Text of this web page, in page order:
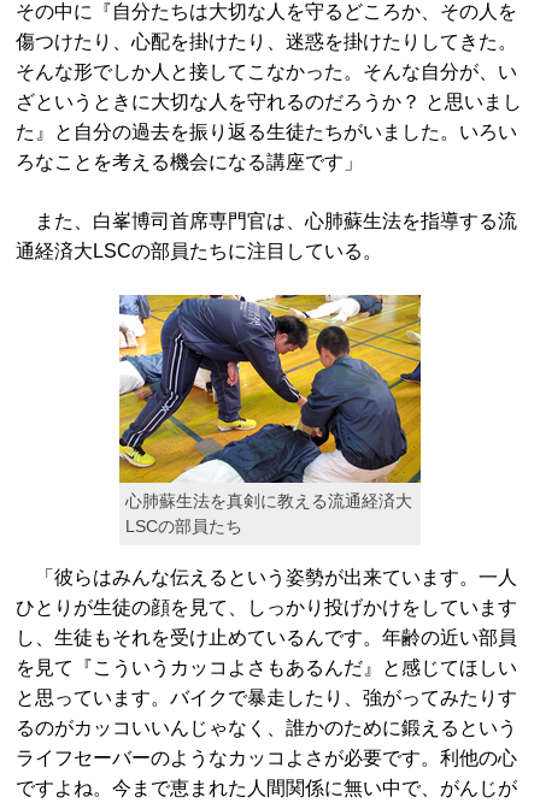
その中に『自分たちは大切な人を守るどころか、その人を
傷つけたり、心配を掛けたり、迷惑を掛けたりしてきた。
そんな形でしか人と接してこなかった。そんな自分が、い
ざというときに大切な人を守れるのだろうか？ と思いまし
た』と自分の過去を振り返る生徒たちがいました。いろい
ろなことを考える機会になる講座です」
また、白峯博司首席専門官は、心肺蘇生法を指導する流
通経済大LSCの部員たちに注目している。
心肺蘇生法を真剣に教える流通経済大
LSCの部員たち
「彼らはみんな伝えるという姿勢が出来ています。一人
ひとりが生徒の顔を見て、しっかり投げかけをしています
し、生徒もそれを受け止めているんです。年齢の近い部員
を見て『こういうカッコよさもあるんだ』と感じてほしい
と思っています。バイクで暴走したり、強がってみたりす
るのがカッコいいんじゃなく、誰かのために鍛えるという
ライフセーバーのようなカッコよさが必要です。利他の心
ですよね。今まで恵まれた人間関係に無い中で、がんじが